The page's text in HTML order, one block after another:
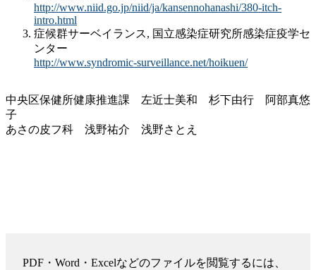
http://www.niid.go.jp/niid/ja/kansennohanashi/380-itch-
intro.html
症候群サーベイランス, 国立感染症研究所感染症疫学セ
ンター
http://www.syndromic-surveillance.net/hoikuen/
中央区保健所健康推進課 左近士美和 杉下由行 阿部真悠
子
あさの皮フ科 浅野祐介 浅野さとえ
PDF・Word・Excelなどのファイルを閲覧するには、